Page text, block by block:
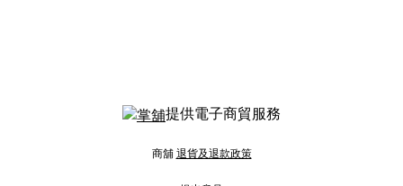
提供電子商貿服務
商舖 退貨及退款政策